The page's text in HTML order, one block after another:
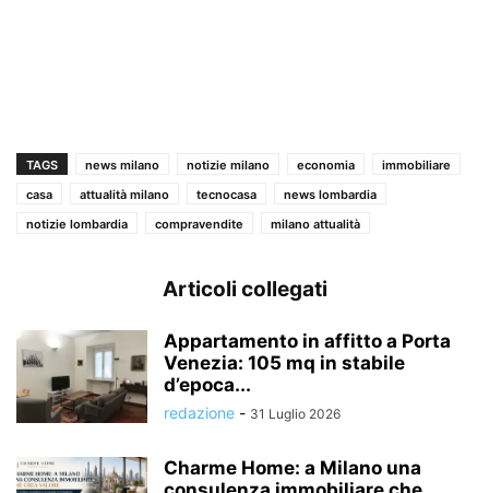
TAGS news milano notizie milano economia
immobiliare
casa
attualità milano tecnocasa
news lombardia
notizie lombardia
compravendite milano attualità
Articoli collegati
Appartamento in affitto a Porta
Venezia: 105 mq in stabile
d’epoca...
redazione - 31 Luglio 2026
Charme Home: a Milano una